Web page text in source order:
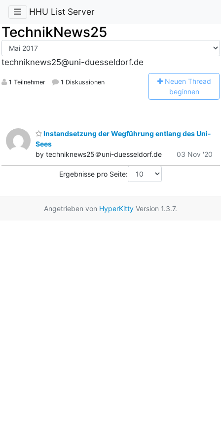
HHU List Server
TechnikNews25
techniknews25@uni-duesseldorf.de
1 Teilnehmer 1 Diskussionen Neuen Thread
beginnen
Instandsetzung der Wegführung entlang des Uni-
Sees
by techniknews25＠uni-duesseldorf.de
03 Nov '20
Ergebnisse pro Seite:
Angetrieben von HyperKitty Version 1.3.7.